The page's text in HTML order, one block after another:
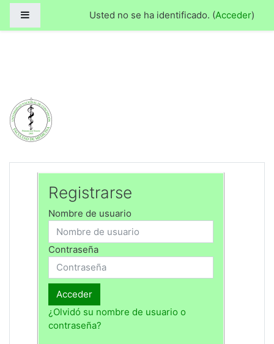
Medicina
Salta al contenido principal
Medicina Usted no se ha identificado. (Acceder)
Facultad de Medicina -
Registrarse
Nombre de usuario
Contraseña
Acceder
¿Olvidó su nombre de usuario o
contraseña?